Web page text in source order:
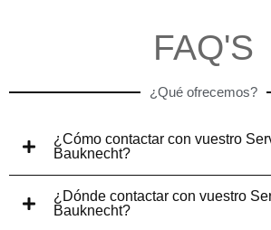
FAQ'S
¿Qué ofrecemos?
¿Cómo contactar con vuestro
Bauknecht?
¿Dónde contactar con vuestro
Bauknecht?